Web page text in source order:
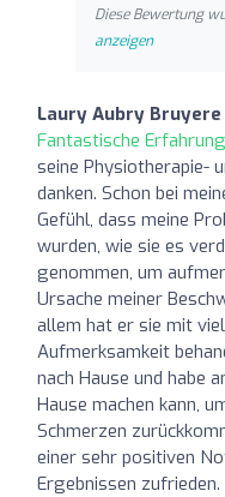
Diese Bewertung
anzeigen
Laury Aubry Bruyere
Fantastische
seine Physiotherapie-
danken. Schon bei
Gefühl, dass meine
wurden, wie sie es
genommen, um
Ursache meiner
allem hat er sie mit
Aufmerksamkeit
nach Hause und habe
Hause machen kann,
Schmerzen
einer sehr positiven
Ergebnissen